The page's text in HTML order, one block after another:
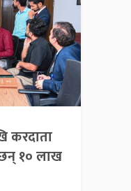
करदाता
१० लाख